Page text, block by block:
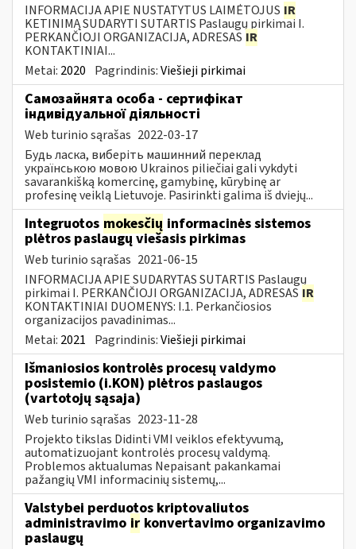
INFORMACIJA APIE NUSTATYTUS LAIMĖTOJUS IR
KETINIMĄ SUDARYTI SUTARTIS Paslaugų pirkimai I.
PERKANČIOJI ORGANIZACIJA, ADRESAS IR
KONTAKTINIAI...
Metai: 2020 Pagrindinis:Viešieji pirkimai
Самозайнята особа - сертифікат
індивідуальної діяльності
Web turinio sąrašas 2022-03-17
Будь ласка, виберіть машинний переклад
українською мовою Ukrainos piliečiai gali vykdyti
savarankišką komercinę, gamybinę, kūrybinę ar
profesinę veiklą Lietuvoje. Pasirinkti galima iš dviejų...
Integruotos mokesčių informacinės sistemos
plėtros paslaugų viešasis pirkimas
Web turinio sąrašas 2021-06-15
INFORMACIJA APIE SUDARYTAS SUTARTIS Paslaugų
pirkimai I. PERKANČIOJI ORGANIZACIJA, ADRESAS IR
KONTAKTINIAI DUOMENYS: I.1. Perkančiosios
organizacijos pavadinimas...
Metai: 2021 Pagrindinis:Viešieji pirkimai
Išmaniosios kontrolės procesų valdymo
posistemio (i.KON) plėtros paslaugos
(vartotojų sąsaja)
Web turinio sąrašas 2023-11-28
Projekto tikslas Didinti VMI veiklos efektyvumą,
automatizuojant kontrolės procesų valdymą.
Problemos aktualumas Nepaisant pakankamai
pažangių VMI informacinių sistemų,...
Valstybei perduotos kriptovaliutos
administravimo ir konvertavimo organizavimo
paslaugų